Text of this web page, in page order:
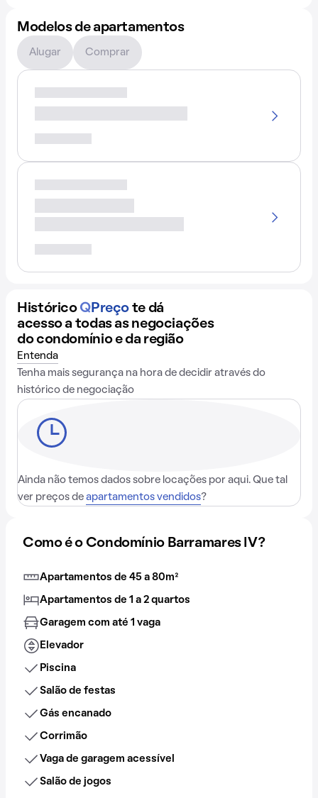
Modelos de apartamentos
Alugar Comprar
Histórico QPreço te dá
acesso a todas as negociações
do condomínio e da região
Entenda
Tenha mais segurança na hora de decidir através do
histórico de negociação
Ainda não temos dados sobre locações por aqui. Que tal
ver preços de apartamentos vendidos?
Como é o Condomínio Barramares IV?
Apartamentos de 45 a 80m²
Apartamentos de 1 a 2 quartos
Garagem com até 1 vaga
Elevador
Piscina
Salão de festas
Gás encanado
Corrimão
Vaga de garagem acessível
Salão de jogos